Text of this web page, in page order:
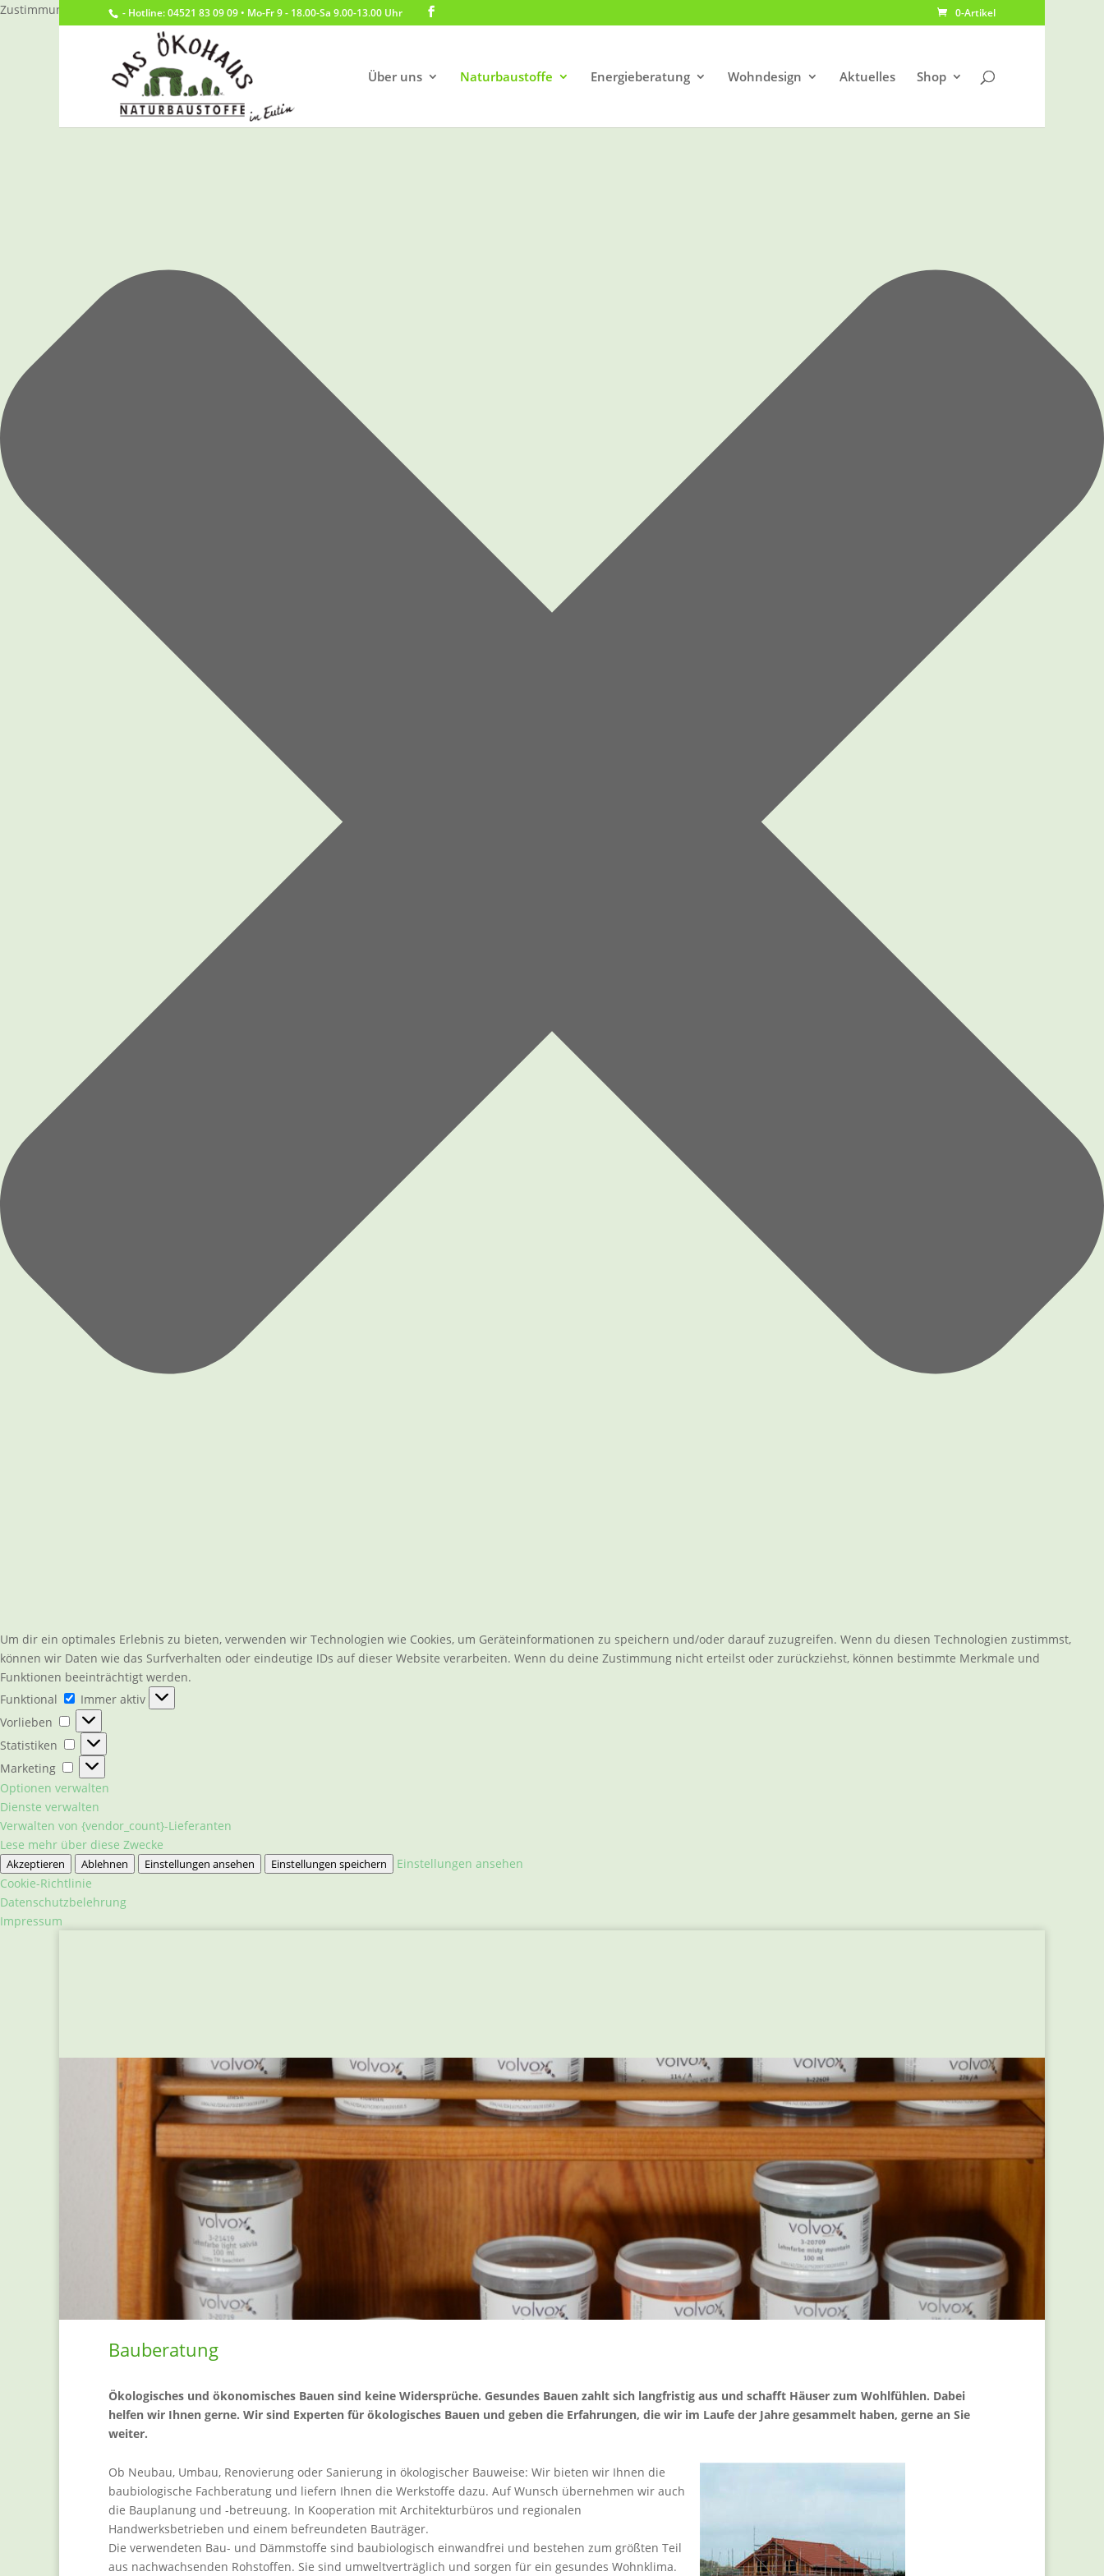
Zustimmung verwalten
Um dir ein optimales Erlebnis zu bieten, verwenden wir Technologien wie Cookies, um Geräteinformationen zu speichern und/oder darauf zuzugreifen. Wenn du diesen Technologien zustimmst,
können wir Daten wie das Surfverhalten oder eindeutige IDs auf dieser Website verarbeiten. Wenn du deine Zustimmung nicht erteilst oder zurückziehst, können bestimmte Merkmale und
Funktionen beeinträchtigt werden.
Funktional
Funktional
Immer aktiv
Vorlieben
Vorlieben
Statistiken
Statistiken
Marketing
Marketing
Optionen verwalten
Dienste verwalten
Verwalten von {vendor_count}-Lieferanten
Lese mehr über diese Zwecke
Akzeptieren Ablehnen Einstellungen ansehen Einstellungen speichern
Einstellungen ansehen
Cookie-Richtlinie
Datenschutzbelehrung
Impressum
- Hotline: 04521 83 09 09 • Mo-Fr 9 - 18.00-Sa 9.00-13.00 Uhr 0-Artikel
Über uns Naturbaustoffe Energieberatung Wohndesign Aktuelles Shop
Bauberatung
Ökologisches und ökonomisches Bauen sind keine Widersprüche. Gesundes Bauen zahlt sich langfristig aus und schafft Häuser zum Wohlfühlen. Dabei
helfen wir Ihnen gerne. Wir sind Experten für ökologisches Bauen und geben die Erfahrungen, die wir im Laufe der Jahre gesammelt haben, gerne an Sie
weiter.
Ob Neubau, Umbau, Renovierung oder Sanierung in ökologischer Bauweise: Wir bieten wir Ihnen die
baubiologische Fachberatung und liefern Ihnen die Werkstoffe dazu. Auf Wunsch übernehmen wir auch
die Bauplanung und -betreuung. In Kooperation mit Architekturbüros und regionalen
Handwerksbetrieben und einem befreundeten Bauträger.
Die verwendeten Bau- und Dämmstoffe sind baubiologisch einwandfrei und bestehen zum größten Teil
aus nachwachsenden Rohstoffen. Sie sind umweltverträglich und sorgen für ein gesundes Wohnklima.